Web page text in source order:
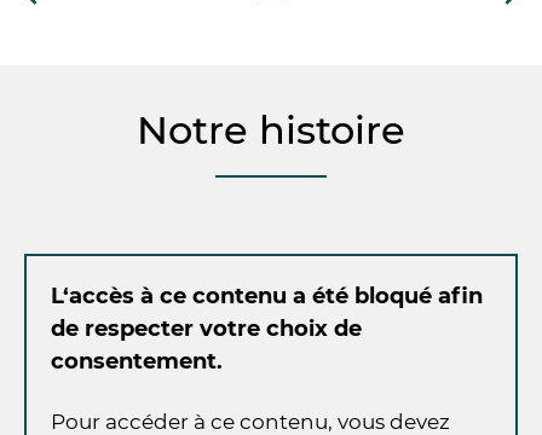
Notre histoire
L‘accès à ce contenu a été bloqué afin
de respecter votre choix de
consentement.
Pour accéder à ce contenu, vous devez